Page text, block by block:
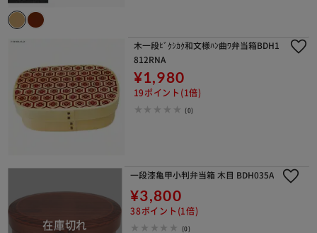
木一段ﾋﾞｸｼｶｸ和文様ﾊﾝ曲ﾜ弁当箱BDH1
812RNA
¥1,980
19ポイント(1倍)
(0)
一段漆亀甲小判弁当箱 木目 BDH035A
¥3,800
38ポイント(1倍)
(0)